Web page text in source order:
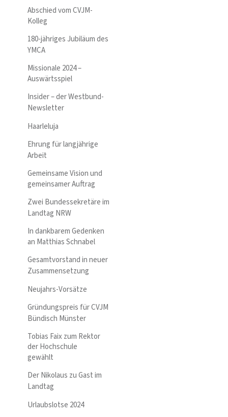
Abschied vom CVJM-
Kolleg
180-jähriges Jubiläum des
YMCA
Missionale 2024 –
Auswärtsspiel
Insider – der Westbund-
Newsletter
Haarleluja
Ehrung für langjährige
Arbeit
Gemeinsame Vision und
gemeinsamer Auftrag
Zwei Bundessekretäre im
Landtag NRW
In dankbarem Gedenken
an Matthias Schnabel
Gesamtvorstand in neuer
Zusammensetzung
Neujahrs-Vorsätze
Gründungspreis für CVJM
Bündisch Münster
Tobias Faix zum Rektor
der Hochschule
gewählt
Der Nikolaus zu Gast im
Landtag
Urlaubslotse 2024